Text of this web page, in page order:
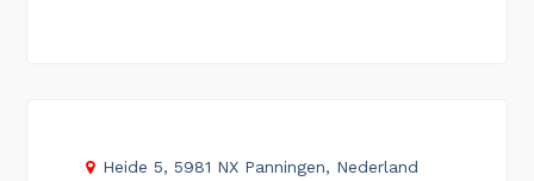
Heide 5, 5981 NX Panningen, Nederland